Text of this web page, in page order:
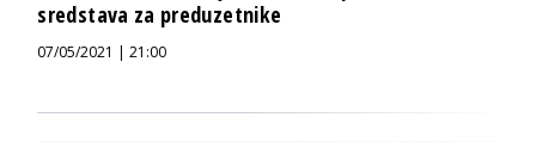
sredstava za preduzetnike
07/05/2021 | 21:00